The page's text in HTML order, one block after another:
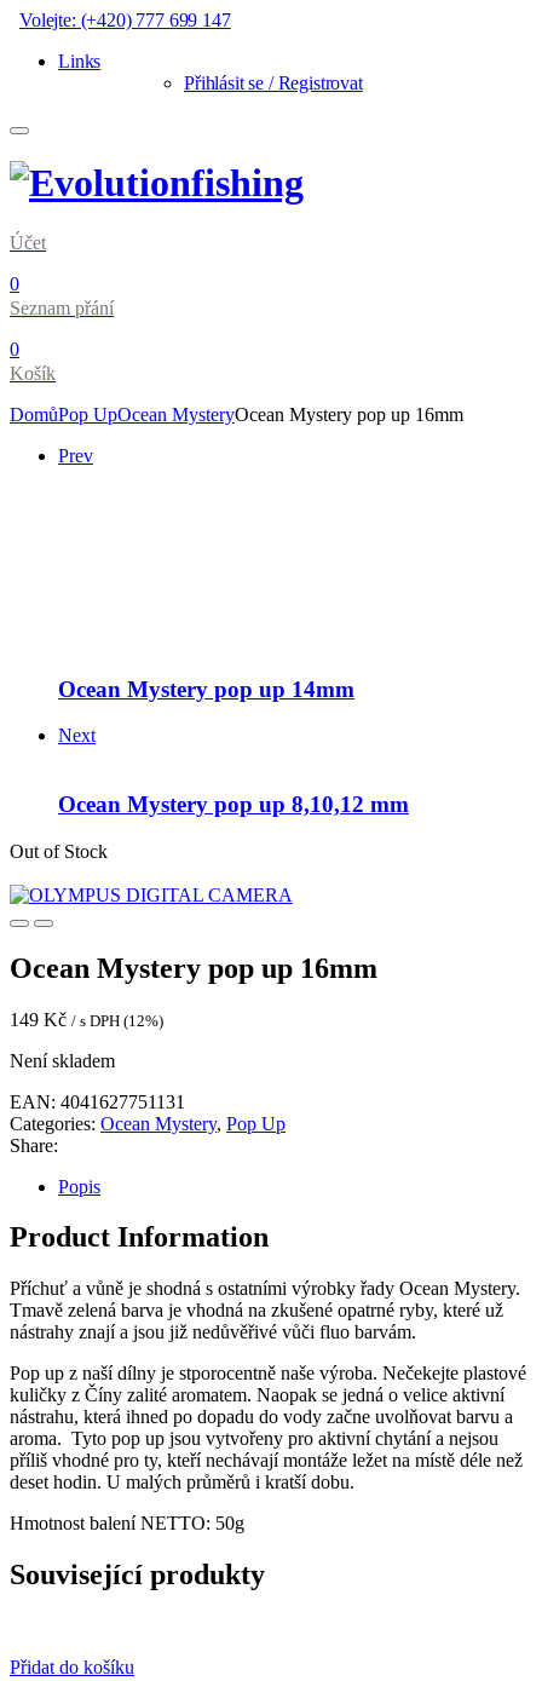
Volejte: (+420) 777 699 147
Links
Přihlásit se / Registrovat
Účet
0
Seznam přání
0
Košík
DomůPop UpOcean MysteryOcean Mystery pop up 16mm
Prev
Ocean Mystery pop up 14mm
Next
Ocean Mystery pop up 8,10,12 mm
Out of Stock
Ocean Mystery pop up 16mm
149 Kč / s DPH (12%)
Není skladem
EAN: 4041627751131
Categories: Ocean Mystery, Pop Up
Share:
Popis
Product Information
Příchuť a vůně je shodná s ostatními výrobky řady Ocean Mystery.
Tmavě zelená barva je vhodná na zkušené opatrné ryby, které už
nástrahy znají a jsou již nedůvěřivé vůči fluo barvám.
Pop up z naší dílny je stporocentně naše výroba. Nečekejte plastové
kuličky z Číny zalité aromatem. Naopak se jedná o velice aktivní
nástrahu, která ihned po dopadu do vody začne uvolňovat barvu a
aroma. Tyto pop up jsou vytvořeny pro aktivní chytání a nejsou
příliš vhodné pro ty, kteří nechávají montáže ležet na místě déle než
deset hodin. U malých průměrů i kratší dobu.
Hmotnost balení NETTO: 50g
Související produkty
Přidat do košíku